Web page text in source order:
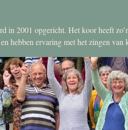
in 2001 opgericht. Het koor heeft
hebben ervaring met het zingen van